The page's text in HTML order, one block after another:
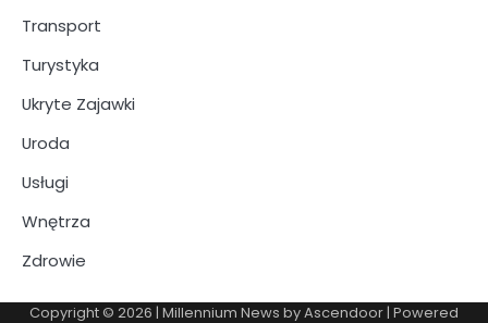
Transport
Turystyka
Ukryte Zajawki
Uroda
Usługi
Wnętrza
Zdrowie
Copyright © 2026 | Millennium News byAscendoor| Powered